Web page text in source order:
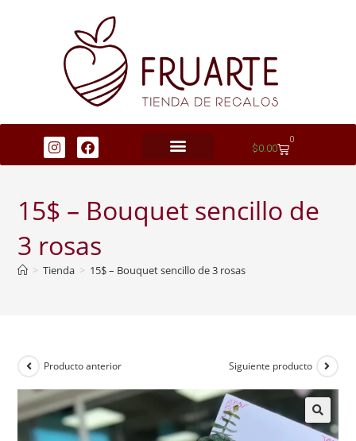
$0.00
0
15$ – Bouquet sencillo de
3 rosas
> Tienda > 15$ – Bouquet sencillo de 3 rosas
Producto anterior Siguiente producto
🔍